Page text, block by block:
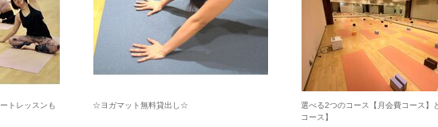
トレッスンも
☆ヨガマット無料貸出し☆
選べる2つのコース【月会費コース】
コース】